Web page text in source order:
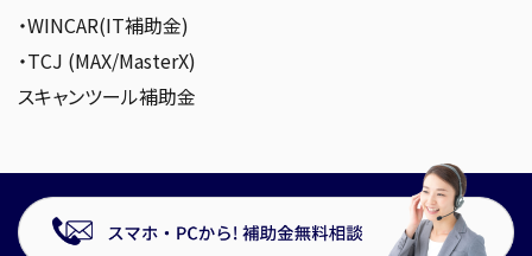
・WINCAR(IT補助金)
・TCJ (MAX/MasterX)
スキャンツール補助金